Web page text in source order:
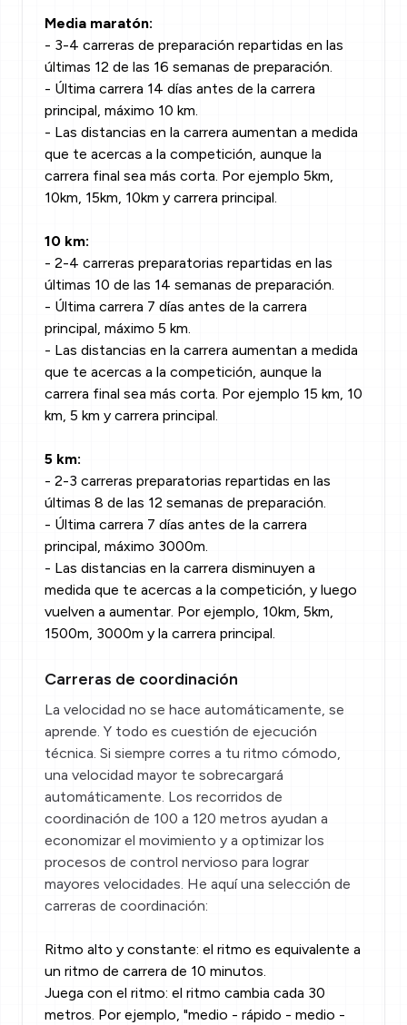
Media maratón:
- 3-4 carreras de preparación repartidas en las
últimas 12 de las 16 semanas de preparación.
- Última carrera 14 días antes de la carrera
principal, máximo 10 km.
- Las distancias en la carrera aumentan a medida
que te acercas a la competición, aunque la
carrera final sea más corta. Por ejemplo 5km,
10km, 15km, 10km y carrera principal.
10 km:
- 2-4 carreras preparatorias repartidas en las
últimas 10 de las 14 semanas de preparación.
- Última carrera 7 días antes de la carrera
principal, máximo 5 km.
- Las distancias en la carrera aumentan a medida
que te acercas a la competición, aunque la
carrera final sea más corta. Por ejemplo 15 km, 10
km, 5 km y carrera principal.
5 km:
- 2-3 carreras preparatorias repartidas en las
últimas 8 de las 12 semanas de preparación.
- Última carrera 7 días antes de la carrera
principal, máximo 3000m.
- Las distancias en la carrera disminuyen a
medida que te acercas a la competición, y luego
vuelven a aumentar. Por ejemplo, 10km, 5km,
1500m, 3000m y la carrera principal.
Carreras de coordinación
La velocidad no se hace automáticamente, se
aprende. Y todo es cuestión de ejecución
técnica. Si siempre corres a tu ritmo cómodo,
una velocidad mayor te sobrecargará
automáticamente. Los recorridos de
coordinación de 100 a 120 metros ayudan a
economizar el movimiento y a optimizar los
procesos de control nervioso para lograr
mayores velocidades. He aquí una selección de
carreras de coordinación:
Ritmo alto y constante: el ritmo es equivalente a
un ritmo de carrera de 10 minutos.
Juega con el ritmo: el ritmo cambia cada 30
metros. Por ejemplo, "medio - rápido - medio -